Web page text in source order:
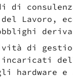
di
del
di
hardware